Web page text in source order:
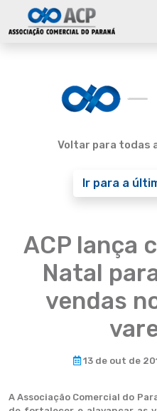
Voltar para todas
Ir para a
ACP lança
Natal
vendas
13 de out de
A Associação Comercial do